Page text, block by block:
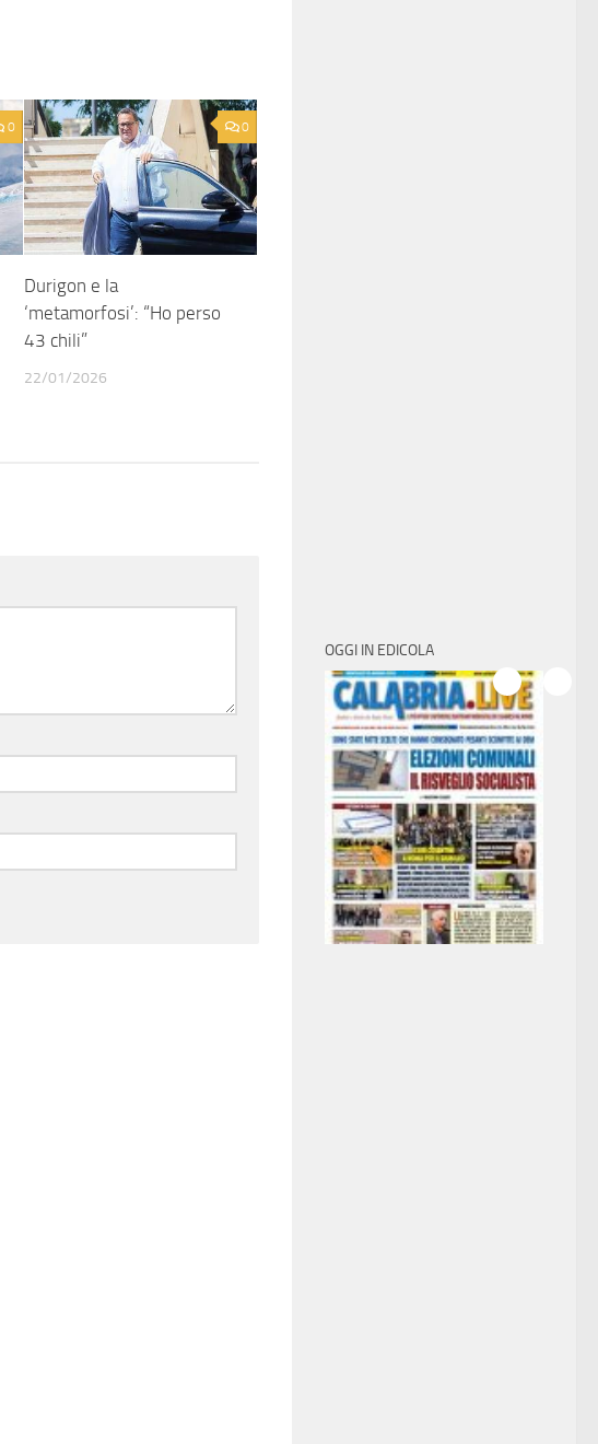
0 0
Durigon e la
‘metamorfosi’: “Ho perso
43 chili”
22/01/2026
OGGI IN EDICOLA